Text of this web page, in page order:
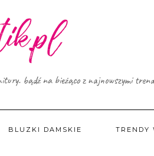
bądź na bieżąco z najnowszymi
BLUZKI DAMSKIE TRENDY